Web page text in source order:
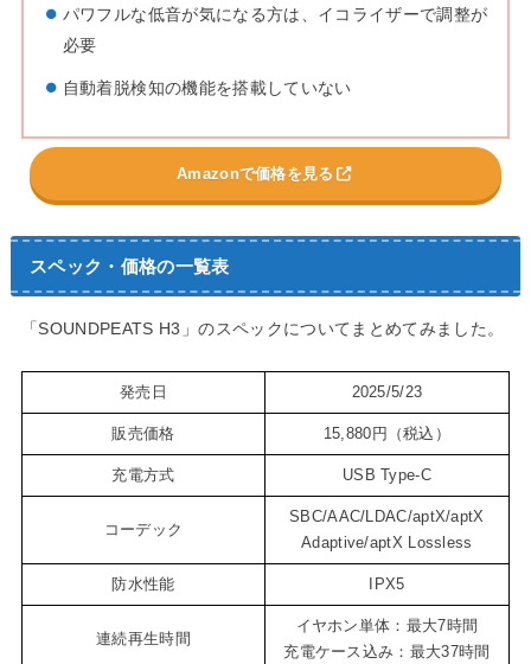
パワフルな低音が気になる方は、イコライザーで調整が
必要
自動着脱検知の機能を搭載していない
Amazonで価格を見る
スペック・価格の一覧表
「SOUNDPEATS H3」のスペックについてまとめてみました。
発売日 2025/5/23
販売価格 15,880円（税込）
充電方式 USB Type-C
コーデック
SBC/AAC/LDAC/aptX/aptX
Adaptive/aptX Lossless
防水性能 IPX5
連続再生時間
イヤホン単体：最大7時間
充電ケース込み：最大37時間